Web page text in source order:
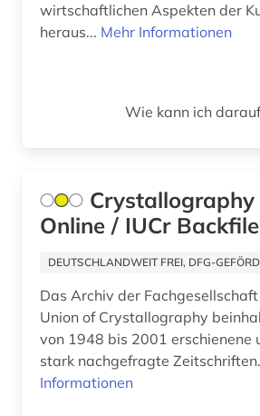
bibelwissenschaft (1)
bibliometrie (3)
bibliothekswissenschaft (1)
bilanz (3)
Ostmitteleuropa (6)
Portugal (2)
Roemisches Reich (1)
Rumänien (3)
Russland, Sowjetunion (13)
Sachsen (2)
Sachsen-Anhalt (1)
wirtschaftlichen Aspekten der
heraus... Mehr Informationen
Wie kann ich
Crystallography
Online / IUCr
DEUTSCHLANDWEIT FREI, DFG-
Das Archiv der
Union of Crystallography
von 1948 bis 2001 erschienene
stark nachgefragte Zeitschriften.
Informationen